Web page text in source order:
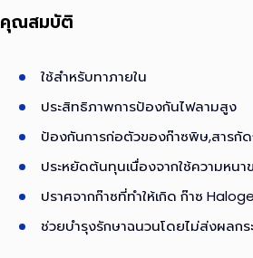
คุณสมบัติ
ใช้สำหรับทาภายใน
ประสิทธิภาพการป้องกันไฟลามสูง
ป้องกันการก่อตัวของก๊าซพิษ,สารกั
ประหยัดต้นทุนเนื่องจากใช้ความห
ปราศจากก๊าซที่ทำให้เกิด ก๊าซ
ช่วยบำรุงรักษาฉนวนโดยไม่ส่งผลก